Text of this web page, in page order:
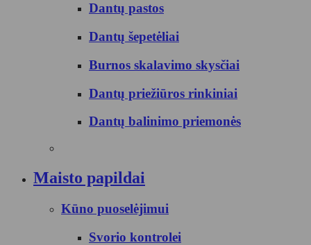
Dantų pastos
Dantų šepetėliai
Burnos skalavimo skysčiai
Dantų priežiūros rinkiniai
Dantų balinimo priemonės
Maisto papildai
Kūno puoselėjimui
Svorio kontrolei